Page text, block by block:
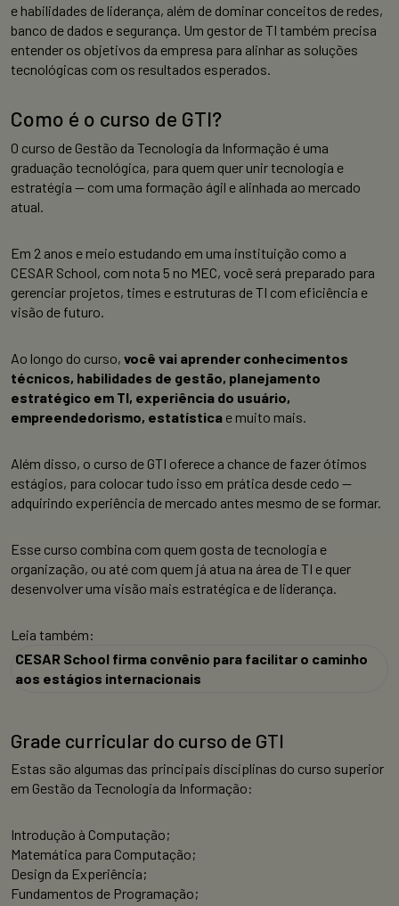
e habilidades de liderança, além de dominar conceitos de redes,
banco de dados e segurança. Um gestor de TI também precisa
entender os objetivos da empresa para alinhar as soluções
tecnológicas com os resultados esperados.
Como é o curso de GTI?
O curso de Gestão da Tecnologia da Informação é uma
graduação tecnológica, para quem quer unir tecnologia e
estratégia — com uma formação ágil e alinhada ao mercado
atual.
Em 2 anos e meio estudando em uma instituição como a
CESAR School, com nota 5 no MEC, você será preparado para
gerenciar projetos, times e estruturas de TI com eficiência e
visão de futuro.
Ao longo do curso, você vai aprender conhecimentos
técnicos, habilidades de gestão, planejamento
estratégico em TI, experiência do usuário,
empreendedorismo, estatística e muito mais.
Além disso, o curso de GTI oferece a chance de fazer ótimos
estágios, para colocar tudo isso em prática desde cedo —
adquirindo experiência de mercado antes mesmo de se formar.
Esse curso combina com quem gosta de tecnologia e
organização, ou até com quem já atua na área de TI e quer
desenvolver uma visão mais estratégica e de liderança.
Leia também:
CESAR School firma convênio para facilitar o caminho
aos estágios internacionais
Grade curricular do curso de GTI
Estas são algumas das principais disciplinas do curso superior
em Gestão da Tecnologia da Informação:
Introdução à Computação;
Matemática para Computação;
Design da Experiência;
Fundamentos de Programação;